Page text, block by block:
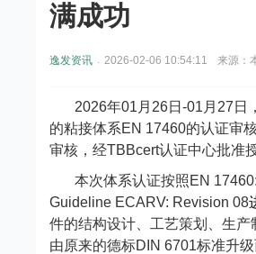
满成功
逸发资讯 2026-02-06 10:54:11 来源：
2026年01 月 26日 -01 月 27 日
的粘接体系EN 17460的认证审
审核，经TBBcert认证中心批准
本次体系认证按照 EN
Guideline ECARV: Revision 08
件的结构设计、工艺策划、生产
由原来的德标DIN 6701标准升